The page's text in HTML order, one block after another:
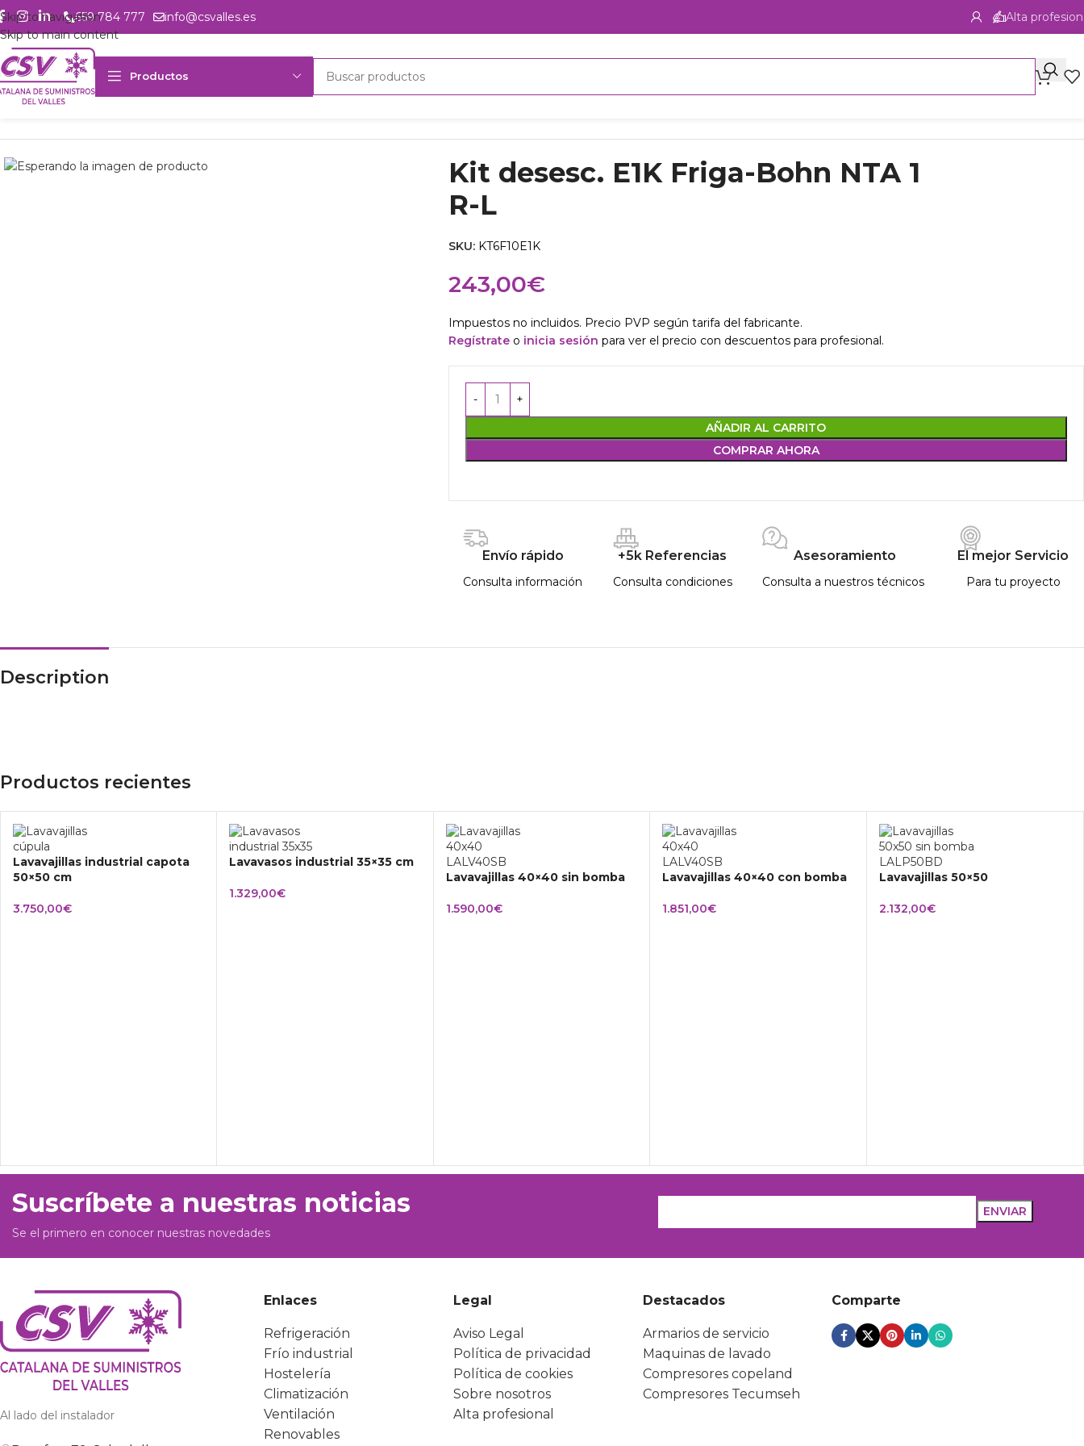
Skip to navigation
Skip to main content
659 784 777 info@csvalles.es Alta
Productos
Inicio Productos
Kit desesc. E1K Friga-Bohn NTA 1
R-L
SKU: KT6F10E1K
243,00€
Impuestos no incluidos. Precio PVP según tarifa del fabricante.
Regístrateo inicia sesión para ver el precio con descuentos para profesional.
AÑADIR AL CARRITO
COMPRAR AHORA
Envío rápido
Consulta información
+5k Referencias
Consulta condiciones
Asesoramiento
Consulta a nuestros técnicos
El mejor Servicio
Para tu proyecto
Description
Productos recientes
Lavavajillas industrial capota
50×50 cm
3.750,00€
Lavavasos industrial 35×35 cm
1.329,00€
Lavavajillas 40×40 sin bomba
1.590,00€
Lavavajillas 40×40 con bomba
1.851,00€
Lavavajillas 50×50
2.132,00€
Suscríbete a nuestras noticias
Se el primero en conocer nuestras novedades
Al lado del instalador
Enlaces
Refrigeración
Frío industrial
Hostelería
Climatización
Ventilación
Renovables
Legal
Aviso Legal
Política de privacidad
Política de cookies
Sobre nosotros
Alta profesional
Destacados
Armarios de servicio
Maquinas de lavado
Compresores copeland
Compresores Tecumseh
Comparte